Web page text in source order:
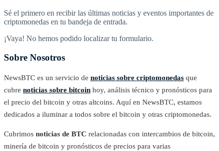
Sé el primero en recibir las últimas noticias y eventos importantes de
criptomonedas en tu bandeja de entrada.
¡Vaya! No hemos podido localizar tu formulario.
Sobre Nosotros
NewsBTC es un servicio de noticias sobre criptomonedas que
cubre noticias sobre bitcoin hoy, análisis técnico y pronósticos para
el precio del bitcoin y otras altcoins. Aquí en NewsBTC, estamos
dedicados a iluminar a todos sobre el bitcoin y otras criptomonedas.
Cubrimos noticias de BTC relacionadas con intercambios de bitcoin,
minería de bitcoin y pronósticos de precios para varias